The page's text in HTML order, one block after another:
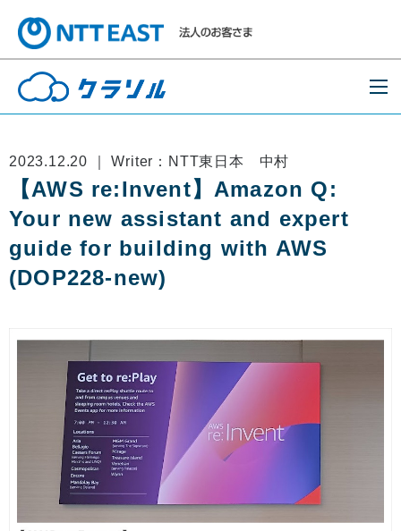
2023.12.20 ｜ Writer：NTT東日本 中村
【AWS re:Invent】Amazon Q:
Your new assistant and expert
guide for building with AWS
(DOP228-new)